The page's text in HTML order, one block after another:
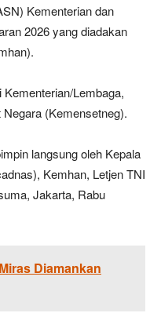
Kementerian dan
2026 yang diadakan
Lembaga,
(Kemensetneg).
langsung oleh Kepala
Kemhan, Letjen TNI
Jakarta, Rabu
Diamankan